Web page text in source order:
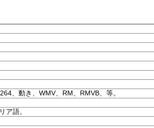
、動き、WMV、RM、RMVB、等。
ア語。